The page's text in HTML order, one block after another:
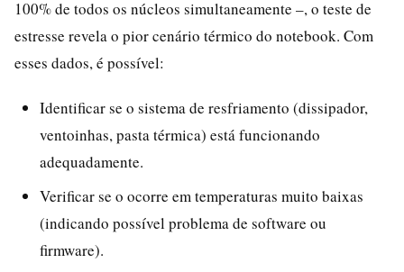
100% de todos os núcleos simultaneamente –, o teste de
estresse revela o pior cenário térmico do notebook. Com
esses dados, é possível:
Identificar se o sistema de resfriamento (dissipador,
ventoinhas, pasta térmica) está funcionando
adequadamente.
Verificar se o ocorre em temperaturas muito baixas
(indicando possível problema de software ou
firmware).